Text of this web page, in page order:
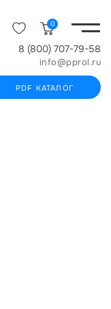
0
8 (800) 707-79-58
info@pprol.ru
PDF КАТАЛОГ